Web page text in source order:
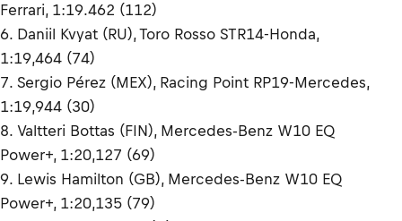
Ferrari, 1:19.462 (112)
6. Daniil Kvyat (RU), Toro Rosso STR14-Honda,
1:19,464 (74)
7. Sergio Pérez (MEX), Racing Point RP19-Mercedes,
1:19,944 (30)
8. Valtteri Bottas (FIN), Mercedes-Benz W10 EQ
Power+, 1:20,127 (69)
9. Lewis Hamilton (GB), Mercedes-Benz W10 EQ
Power+, 1:20,135 (79)